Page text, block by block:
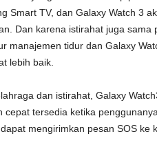
Smart TV, dan Galaxy Watch 3
Dan karena istirahat juga
manajemen tidur dan Galaxy
lebih baik.
dan istirahat, Galaxy
cepat tersedia ketika
mengirimkan pesan SOS ke